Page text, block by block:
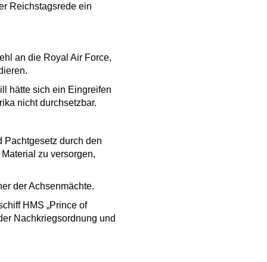
Reichstagsrede ein
an die Royal Air Force,
hätte sich ein Eingreifen
nicht durchsetzbar.
Pachtgesetz durch den
zu versorgen,
der Achsenmächte.
HMS „Prince of
Nachkriegsordnung und